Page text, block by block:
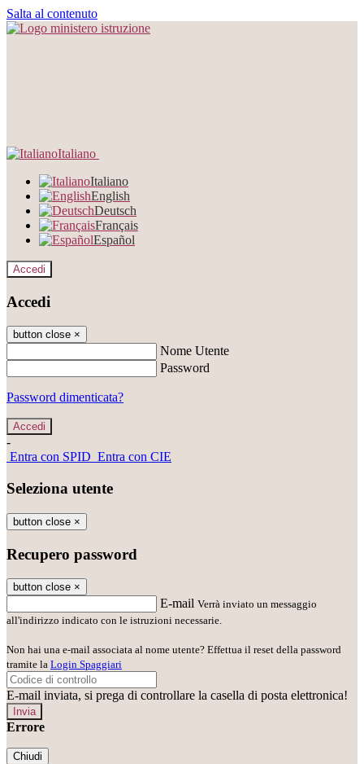
Salta al contenuto
Italiano
Italiano
English
Deutsch
Français
Español
Accedi
Accedi
button close ×
Nome Utente
Password
Password dimenticata?
-
Entra con SPID Entra con CIE
Seleziona utente
button close ×
Recupero password
button close ×
E-mail Verrà inviato un messaggio
all'indirizzo indicato con le istruzioni necessarie.
Non hai una e-mail associata al nome utente? Effettua il reset della password
tramite la Login Spaggiari
E-mail inviata, si prega di controllare la casella di posta elettronica!
Errore
Chiudi